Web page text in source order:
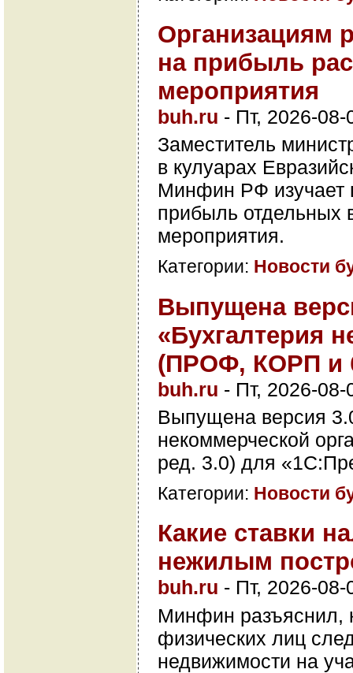
Организациям
на прибыль
мероприятия
buh.ru - Пт, 2026-08-
Заместитель
в кулуарах
Минфин РФ изучает
прибыль отдельных
мероприятия.
Категории: Новости
Выпущена
«Бухгалтерия
(ПРОФ, КОРП и
buh.ru - Пт, 2026-08-
Выпущена версия
некоммерческой
ред. 3.0) для
Категории: Новости
Какие ставки
нежилым
buh.ru - Пт, 2026-08-
Минфин разъяснил,
физических лиц
недвижимости на